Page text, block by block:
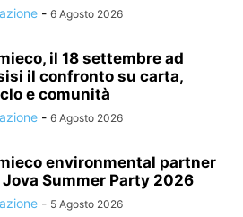
- 6 Agosto 2026
il 18 settembre ad
il confronto su carta,
e comunità
- 6 Agosto 2026
environmental partner
Summer Party 2026
- 5 Agosto 2026